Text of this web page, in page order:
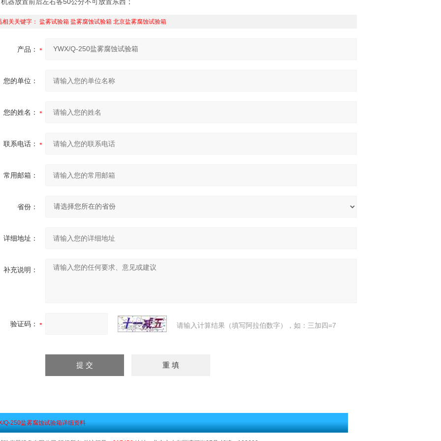
器放置前后左右各 公分不可放置东西；
相关关键字： 盐雾试验箱 盐雾腐蚀试验箱 北京盐雾腐蚀试验箱
产品：
您的单位：
您的姓名：
联系电话：
常用邮箱：
省份：
详细地址：
补充说明：
验证码： 请输入计算结果（填写阿拉伯数字），如：三加四=7
Q-250盐雾腐蚀试验箱详细资料